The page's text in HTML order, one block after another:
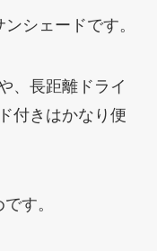
シェードです。
、長距離ドライ
付きはかなり便
す。